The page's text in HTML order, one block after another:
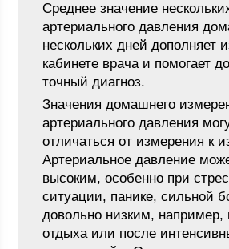
Среднее значение
артериального давления
нескольких дней дополняет
кабинете врача и помогает
точный диагноз.
Значения домашнего
артериального давления
отличаться от измерения к
Артериальное давление
высоким, особенно при
ситуации, панике, сильной
довольно низким, например,
отдыха или после